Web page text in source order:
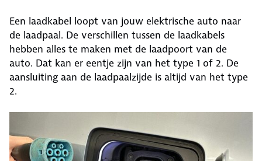
Een laadkabel loopt van jouw elektrische auto naar
de laadpaal. De verschillen tussen de laadkabels
hebben alles te maken met de laadpoort van de
auto. Dat kan er eentje zijn van het type 1 of 2. De
aansluiting aan de laadpaalzijde is altijd van het type
2.